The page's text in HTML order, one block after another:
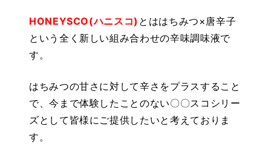
HONEYSCO(ハニスコ) とははちみつ×唐辛子
という全く新しい組み合わせの辛味調味液で
す。
はちみつの甘さに対して辛さをプラスすること
で、今まで体験したことのない〇〇スコシリー
ズとして皆様にご提供したいと考えておりま
す。